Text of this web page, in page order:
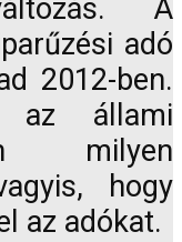
A
adó
2012-ben.
az állami
milyen
hogy
az adókat.